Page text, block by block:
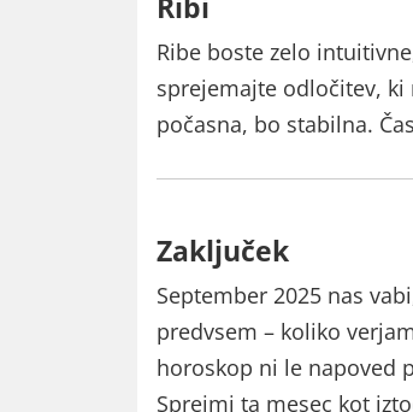
Ribe boste zelo
sprejemajte odločitev, ki
počasna, bo stabilna.
Zaključek
September 2025 nas
predvsem – koliko
horoskop ni le napoved
Sprejmi ta mesec kot